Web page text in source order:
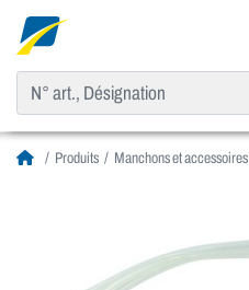
Produits Manchons et accessoires